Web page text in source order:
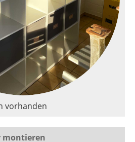
vorhanden
montieren